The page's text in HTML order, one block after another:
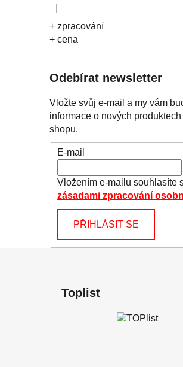
Hodnocení produktu je 5 z 5
+ zpracování
+ cena
Odebírat newsletter
Vložte svůj e-mail a my vám
informace o nových
shopu.
E-mail
Vložením e-mailu souhlasíte
zásadami zpracování
PŘIHLÁSIT SE
Toplist